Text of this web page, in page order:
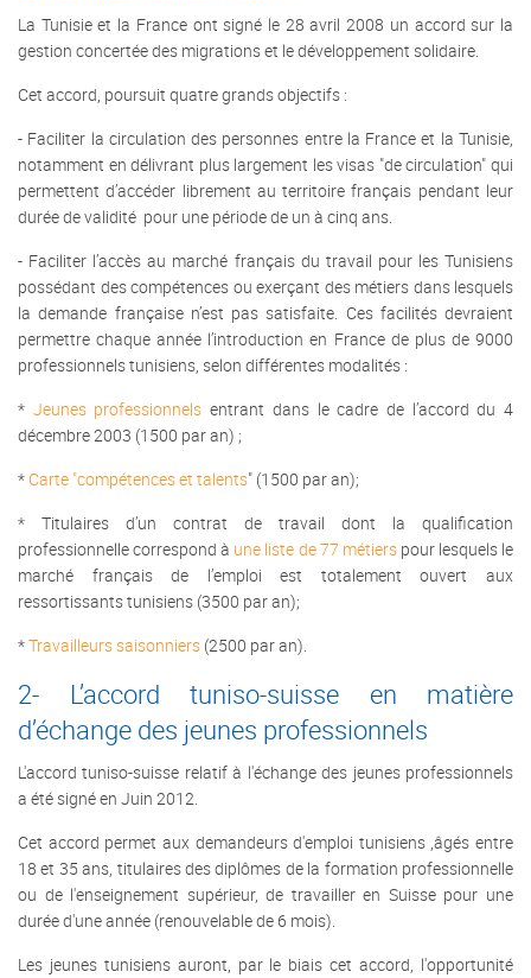
La Tunisie et la France ont signé le 28 avril 2008 un accord sur la
gestion concertée des migrations et le développement solidaire.
Cet accord, poursuit quatre grands objectifs :
- Faciliter la circulation des personnes entre la France et la Tunisie,
notamment en délivrant plus largement les visas "de circulation" qui
permettent d’accéder librement au territoire français pendant leur
durée de validité pour une période de un à cinq ans.
- Faciliter l’accès au marché français du travail pour les Tunisiens
possédant des compétences ou exerçant des métiers dans lesquels
la demande française n’est pas satisfaite. Ces facilités devraient
permettre chaque année l’introduction en France de plus de 9000
professionnels tunisiens, selon différentes modalités :
* Jeunes professionnels entrant dans le cadre de l’accord du 4
décembre 2003 (1500 par an) ;
* Carte "compétences et talents" (1500 par an);
* Titulaires d’un contrat de travail dont la qualification
professionnelle correspond à une liste de 77 métiers pour lesquels le
marché français de l’emploi est totalement ouvert aux
ressortissants tunisiens (3500 par an);
*Travailleurs saisonniers (2500 par an).
2- L’accord tuniso-suisse en matière
d’échange des jeunes professionnels
L'accord tuniso-suisse relatif à l'échange des jeunes professionnels
a été signé en Juin 2012.
Cet accord permet aux demandeurs d'emploi tunisiens ,âgés entre
18 et 35 ans, titulaires des diplômes de la formation professionnelle
ou de l'enseignement supérieur, de travailler en Suisse pour une
durée d'une année (renouvelable de 6 mois).
Les jeunes tunisiens auront, par le biais cet accord, l'opportunité